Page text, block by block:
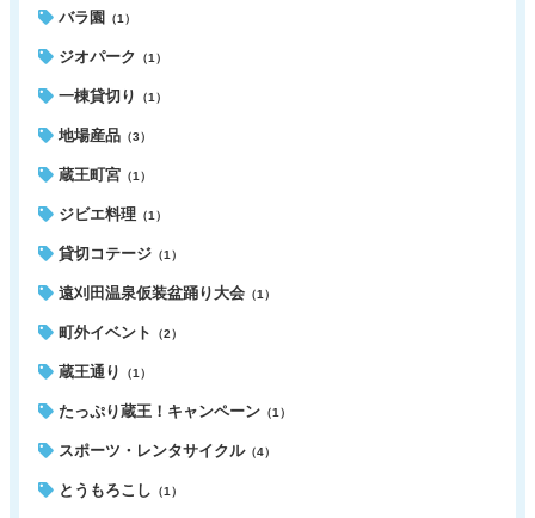
バラ園 （1）
ジオパーク （1）
一棟貸切り （1）
地場産品 （3）
蔵王町宮 （1）
ジビエ料理 （1）
貸切コテージ （1）
遠刈田温泉仮装盆踊り大会 （1）
町外イベント （2）
蔵王通り （1）
たっぷり蔵王！キャンペーン （1）
スポーツ・レンタサイクル（4）
とうもろこし （1）